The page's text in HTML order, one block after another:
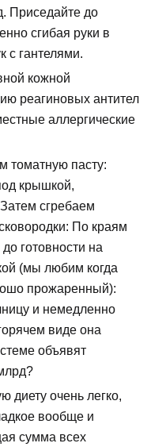
Приседайте до
сгибая руки в
с гантелями.
кожной
реагиновых антител
аллергические
томатную пасту:
крышкой,
сгребаем
По краям
готовности на
(мы любим когда
прожаренный):
и немедленно
виде она
объявят
диету очень легко,
вообще и
сумма всех